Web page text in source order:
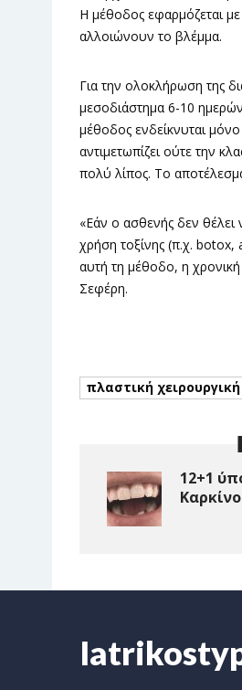
Η μέθοδος εφαρμόζεται
αλλοιώνουν το βλέμμα.
Για την ολοκλήρωση της
μεσοδιάστημα 6-10
μέθοδος ενδείκνυται
αντιμετωπίζει ούτε την
πολύ λίπος. Το
«Εάν ο ασθενής δεν θέλει
χρήση τοξίνης (π.χ. botox,
αυτή τη μέθοδο, η χρονική
Σεφέρη.
πλαστική χειρουργική
12+1